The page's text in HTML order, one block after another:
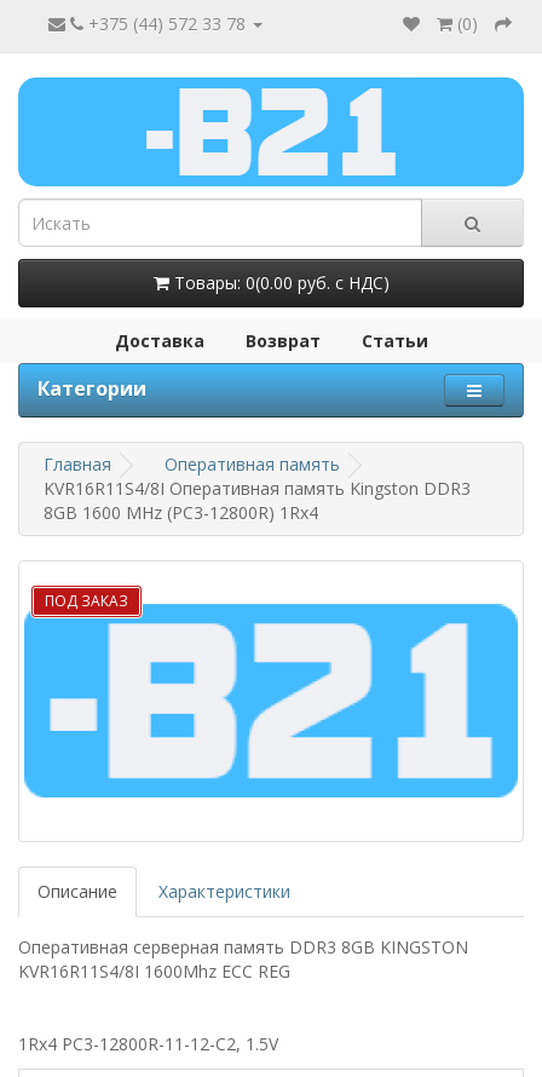
+375 (44) 572 33 78 (0)
Товары: 0(0.00 руб. с НДС)
Доставка Возврат Статьи
Категории
Главная
Оперативная память
KVR16R11S4/8I Оперативная память Kingston DDR3
8GB 1600 MHz (PC3-12800R) 1Rx4
ПОД ЗАКАЗ
Описание Характеристики
Оперативная серверная память DDR3 8GB KINGSTON
KVR16R11S4/8I 1600Mhz ECC REG
1Rx4 PC3-12800R-11-12-C2, 1.5V